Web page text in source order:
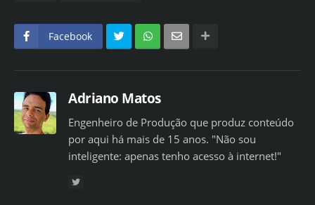
Facebook
Adriano Matos
Engenheiro de Produção que produz conteúdo
por aqui há mais de 15 anos. "Não sou
inteligente: apenas tenho acesso à internet!"